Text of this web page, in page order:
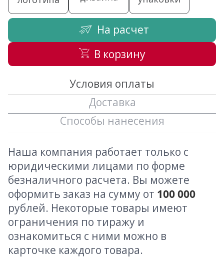
На расчет
В корзину
Условия оплаты
Доставка
Способы нанесения
Наша компания работает только с
юридическими лицами по форме
безналичного расчета. Вы можете
оформить заказ на сумму от 100 000
рублей. Некоторые товары имеют
ограничения по тиражу и
ознакомиться с ними можно в
карточке каждого товара.